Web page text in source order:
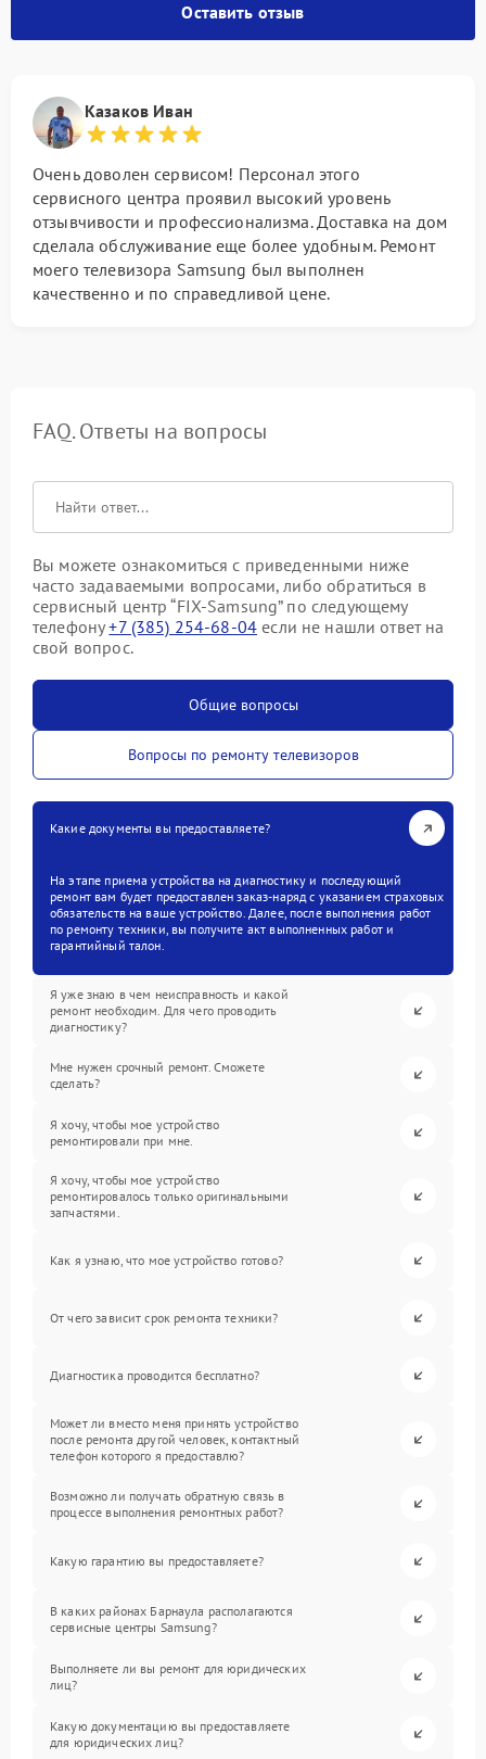
Оставить отзыв
Казаков Иван
Очень доволен сервисом! Персонал этого
сервисного центра проявил высокий уровень
отзывчивости и профессионализма. Доставка на дом
сделала обслуживание еще более удобным. Ремонт
моего телевизора Samsung был выполнен
качественно и по справедливой цене.
FAQ. Ответы на вопросы
Вы можете ознакомиться с приведенными ниже
часто задаваемыми вопросами, либо обратиться в
сервисный центр “FIX-Samsung” по следующему
телефону+7 (385) 254-68-04 если не нашли ответ на
свой вопрос.
Общие вопросы
Вопросы по ремонту телевизоров
Какие документы вы предоставляете?
На этапе приема устройства на диагностику и последующий
ремонт вам будет предоставлен заказ-наряд с указанием страховых
обязательств на ваше устройство. Далее, после выполнения работ
по ремонту техники, вы получите акт выполненных работ и
гарантийный талон.
Я уже знаю в чем неисправность и какой
ремонт необходим. Для чего проводить
диагностику?
Мне нужен срочный ремонт. Сможете
сделать?
Я хочу, чтобы мое устройство
ремонтировали при мне.
Я хочу, чтобы мое устройство
ремонтировалось только оригинальными
запчастями.
Как я узнаю, что мое устройство готово?
От чего зависит срок ремонта техники?
Диагностика проводится бесплатно?
Может ли вместо меня принять устройство
после ремонта другой человек, контактный
телефон которого я предоставлю?
Возможно ли получать обратную связь в
процессе выполнения ремонтных работ?
Какую гарантию вы предоставляете?
В каких районах Барнаула располагаются
сервисные центры Samsung?
Выполняете ли вы ремонт для юридических
лиц?
Какую документацию вы предоставляете
для юридических лиц?